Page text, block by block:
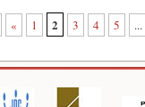
« 1 2 3 4 5 ...